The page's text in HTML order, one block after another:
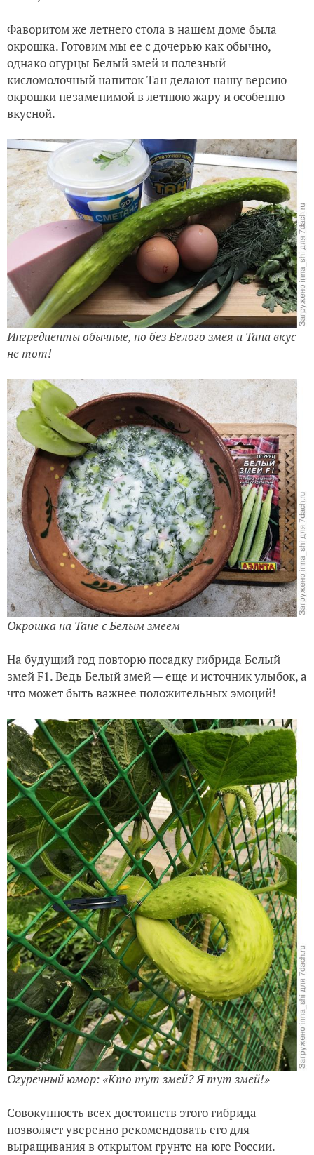
Фаворитом же летнего стола в нашем доме была
окрошка. Готовим мы ее с дочерью как обычно,
однако огурцы Белый змей и полезный
кисломолочный напиток Тан делают нашу версию
окрошки незаменимой в летнюю жару и особенно
вкусной.
Ингредиенты обычные, но без Белого змея и Тана вкус
не тот!
Окрошка на Тане с Белым змеем
На будущий год повторю посадку гибрида Белый
змей F1. Ведь Белый змей — еще и источник улыбок, а
что может быть важнее положительных эмоций!
Огуречный юмор: «Кто тут змей? Я тут змей!»
Совокупность всех достоинств этого гибрида
позволяет уверенно рекомендовать его для
выращивания в открытом грунте на юге России.